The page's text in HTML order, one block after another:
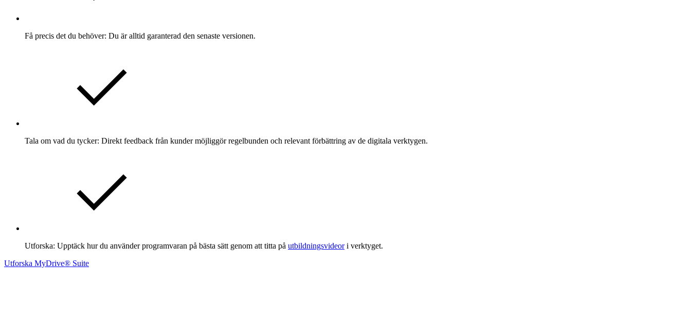
Få precis det du behöver: Du är alltid garanterad den senaste versionen.
Tala om vad du tycker: Direkt feedback från kunder möjliggör regelbunden och relevant förbättring av de digitala verktygen.
Utforska: Upptäck hur du använder programvaran på bästa sätt genom att titta på utbildningsvideori verktyget.
Utforska MyDrive® Suite